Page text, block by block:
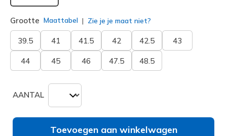
Grootte Maattabel Zie je je maat niet?
39.5 41 41.5 42 42.5 43
44 45 46 47.5 48.5
AANTAL
Toevoegen aan winkelwagen